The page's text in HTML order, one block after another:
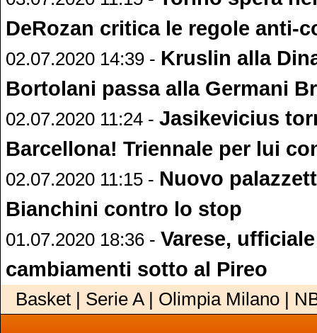
DeRozan critica le regole anti-
02.07.2020 14:39 - Kruslin alla
Bortolani passa alla Germani
02.07.2020 11:24 - Jasikevicius
Barcellona! Triennale per lui
02.07.2020 11:15 - Nuovo
Bianchini contro lo stop
01.07.2020 18:36 - Varese,
cambiamenti sotto al Pireo
Basket | Serie A | Olimpia Milano |